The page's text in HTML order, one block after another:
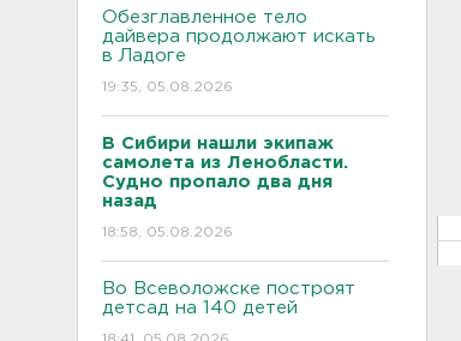
Обезглавленное тело
дайвера продолжают искать
в Ладоге
19:35, 05.08.2026
В Сибири нашли экипаж
самолета из Ленобласти.
Судно пропало два дня
назад
18:58, 05.08.2026
Во Всеволожске построят
детсад на 140 детей